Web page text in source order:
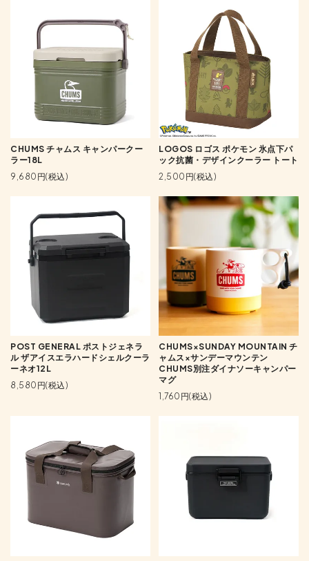
CHUMS チャムス キャンパークー
ラー18L
9,680円(税込)
LOGOS ロゴス ポケモン 氷点下パ
ック抗菌・デザインクーラー トート
2,500円(税込)
POST GENERAL ポストジェネラ
ル ザアイスエラハードシェルクーラ
ーネオ12L
8,580円(税込)
CHUMS×SUNDAY MOUNTAIN チ
ャムス×サンデーマウンテン
CHUMS別注ダイナソーキャンパー
マグ
1,760円(税込)